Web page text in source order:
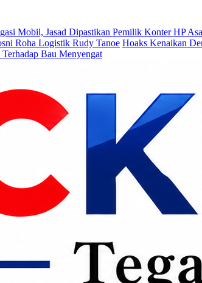
Mobil, Jasad Dipastikan Pemilik Konter HP
Roha Logistik Rudy Tanoe Hoaks Kenaikan
Bau Menyengat